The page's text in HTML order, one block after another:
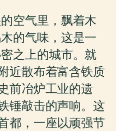
空气里，飘着木
的气味，这是一
之上的城市。就
近散布着富含铁质
前冶炉工业的遗
锤敲击的声响。这
都，一座以顽强节